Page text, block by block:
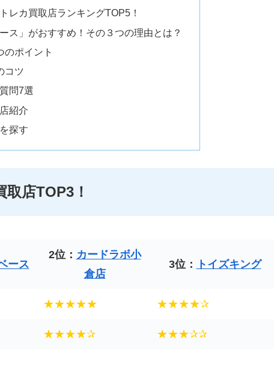
レカ買取店ランキングTOP5！
ス」がおすすめ！その３つの理由とは？
のポイント
コツ
問7選
紹介
探す
取店TOP3！
ース
2位： カードラボ小
倉店
3位： トイズキング
★★★★★ ★★★★✰
★★★★✰ ★★★✰✰